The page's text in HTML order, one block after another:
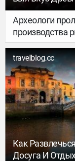
Археологи
производства
как оно
лет назад. NV
travelblog.cc
Как
Досуга И